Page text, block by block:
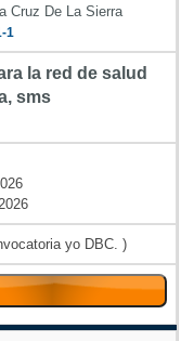
Cruz De La Sierra
1
la red de salud
sms
yo DBC. )